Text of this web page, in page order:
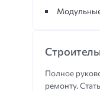
Полное
ремонту.